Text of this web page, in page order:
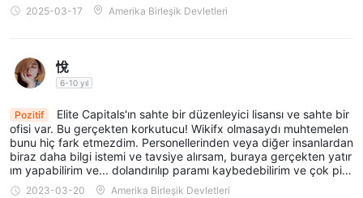
2025-03-17 Amerika Birleşik Devletleri
悅
6-10 yıl
Pozitif
Elite Capitals'ın sahte bir düzenleyici lisansı ve sahte bir
ofisi var. Bu gerçekten korkutucu! Wikifx olmasaydı muhtemelen
bunu hiç fark etmezdim. Personellerinden veya diğer insanlardan
biraz daha bilgi istemi ve tavsiye alırsam, buraya gerçekten yatır
ım yapabilirim ve... dolandırılıp paramı kaybedebilirim ve çok piş
man olabilirim!
2023-03-20 Amerika Birleşik Devletleri